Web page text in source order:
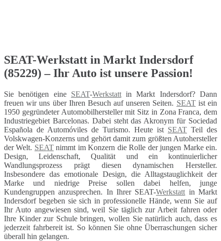
SEAT-Werkstatt in Markt Indersdorf
(85229) – Ihr Auto ist unsere Passion!
Sie benötigen eine SEAT-Werkstattin Markt Indersdorf? Dann
freuen wir uns über Ihren Besuch auf unseren Seiten. SEATist ein
1950 gegründeter Automobilhersteller mit Sitz in Zona Franca, dem
Industriegebiet Barcelonas. Dabei steht das Akronym für Sociedad
Española de Automóviles de Turismo. Heute ist SEAT Teil des
Volskwagen-Konzerns und gehört damit zum größten Autohersteller
der Welt. SEATnimmt im Konzern die Rolle der jungen Marke ein.
Design, Leidenschaft, Qualität und ein kontinuierlicher
Wandlungsprozess prägt diesen dynamischen Hersteller.
Insbesondere das emotionale Design, die Alltagstauglichkeit der
Marke und niedrige Preise sollen dabei helfen, junge
Kundengruppen anzusprechen. In Ihrer SEAT-Werkstatt in Markt
Indersdorf begeben sie sich in professionelle Hände, wenn Sie auf
Ihr Auto angewiesen sind, weil Sie täglich zur Arbeit fahren oder
Ihre Kinder zur Schule bringen, wollen Sie natürlich auch, dass es
jederzeit fahrbereit ist. So können Sie ohne Überraschungen sicher
überall hin gelangen.